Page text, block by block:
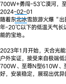
700W+勇闯-53℃漠河，
2024-02-01
随着东北冰雪旅游火爆“
年-20℃以下的低温天气长
能的宝地。
2023年1月开始，天合光
户外实证，接受来自极端
700W、至尊N型610W、
好，安装稳定，展现出优异